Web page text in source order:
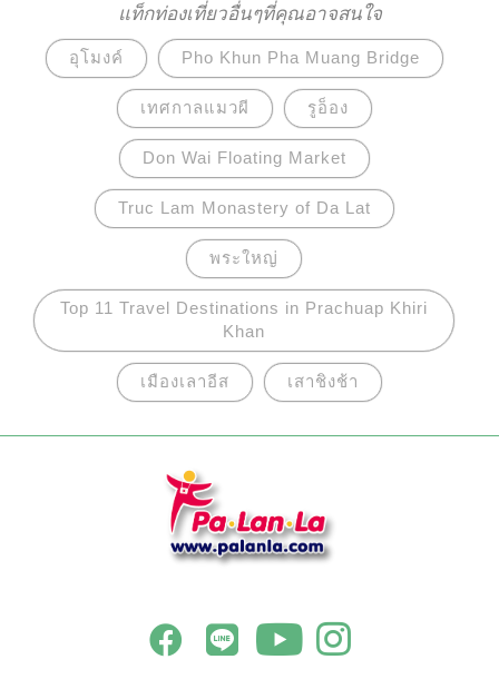
แท็กท่องเที่ยวอื่นๆที่คุณอาจสนใจ
อุโมงค์ Pho Khun Pha Muang Bridge
เทศกาลแมวผี รูอ็อง
Don Wai Floating Market
Truc Lam Monastery of Da Lat
พระใหญ่
Top 11 Travel Destinations in Prachuap Khiri
Khan
เมืองเลาอีส เสาชิงช้า